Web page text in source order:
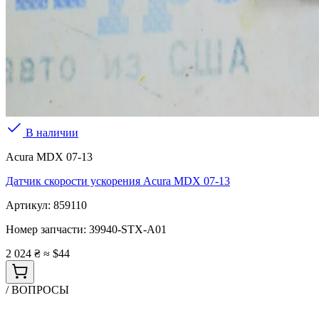
В наличии
Acura MDX 07-13
Датчик скорости ускорения Acura MDX 07-13
Артикул: 859110
Номер запчасти: 39940-STX-A01
2 024 ₴ ≈ $44
/ ВОПРОСЫ